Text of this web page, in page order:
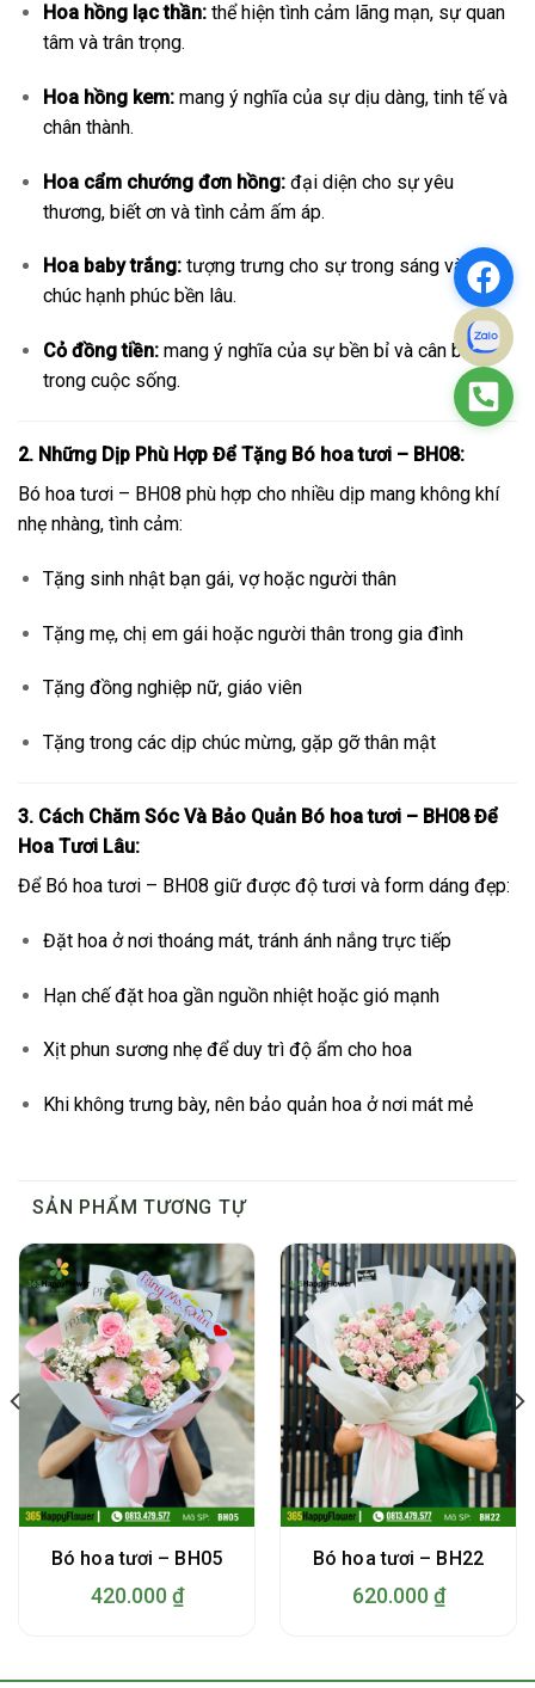
Hoa hồng lạc thần:thể hiện tình cảm lãng mạn, sự quan
tâm và trân trọng.
Hoa hồng kem:mang ý nghĩa của sự dịu dàng, tinh tế và
chân thành.
Hoa cẩm chướng đơn hồng:đại diện cho sự yêu
thương, biết ơn và tình cảm ấm áp.
Hoa baby trắng:tượng trưng cho sự trong sáng và lời
chúc hạnh phúc bền lâu.
Cỏ đồng tiền:mang ý nghĩa của sự bền bỉ và cân bằng
trong cuộc sống.
2. Những Dịp Phù Hợp Để Tặng Bó hoa tươi – BH08:
Bó hoa tươi – BH08 phù hợp cho nhiều dịp mang không khí
nhẹ nhàng, tình cảm:
Tặng sinh nhật bạn gái, vợ hoặc người thân
Tặng mẹ, chị em gái hoặc người thân trong gia đình
Tặng đồng nghiệp nữ, giáo viên
Tặng trong các dịp chúc mừng, gặp gỡ thân mật
3. Cách Chăm Sóc Và Bảo Quản Bó hoa tươi – BH08 Để
Hoa Tươi Lâu:
Để Bó hoa tươi – BH08 giữ được độ tươi và form dáng đẹp:
Đặt hoa ở nơi thoáng mát, tránh ánh nắng trực tiếp
Hạn chế đặt hoa gần nguồn nhiệt hoặc gió mạnh
Xịt phun sương nhẹ để duy trì độ ẩm cho hoa
Khi không trưng bày, nên bảo quản hoa ở nơi mát mẻ
SẢN PHẨM TƯƠNG TỰ
Bó hoa tươi – BH05
420.000 ₫
Bó hoa tươi – BH22
620.000 ₫